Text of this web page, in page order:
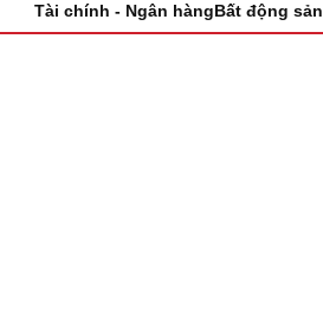
Tài chính - Ngân hàngBất động sản